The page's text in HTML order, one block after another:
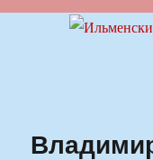
Ильменский